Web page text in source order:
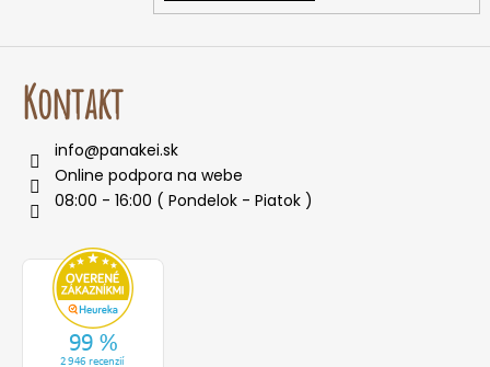
Kontakt
info@panakei.sk
Online podpora na webe
08:00 - 16:00 ( Pondelok - Piatok )